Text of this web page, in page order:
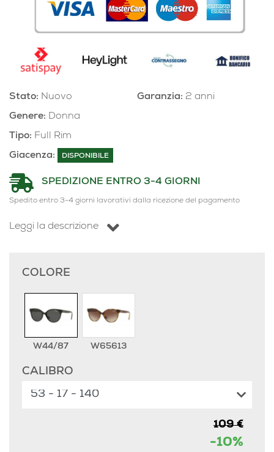
Stato: Nuovo
Genere: Donna
Tipo: Full Rim
Garanzia: 2 anni
Giacenza: DISPONIBILE
SPEDIZIONE ENTRO 3-4 GIORNI
Spedito entro 3-4 giorni lavorativi dalla ricezione del pagamento
Leggi la descrizione
COLORE
W44/87 W65613
CALIBRO
109 €
-10%